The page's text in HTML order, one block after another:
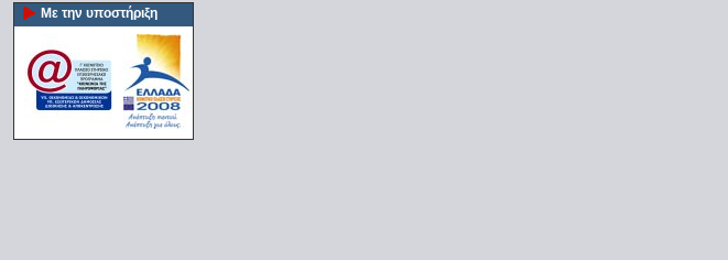
Με την υποστήριξη